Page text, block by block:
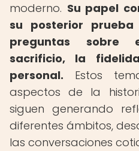
moderno. Su papel
su posterior
preguntas sobre
sacrificio, la
personal. Estos
aspectos de la
siguen generando
diferentes ámbitos,
las conversaciones